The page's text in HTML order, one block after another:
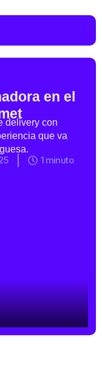
en el
delivery con
que va
1 minuto